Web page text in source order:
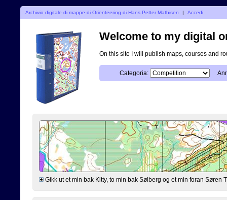
Archivio digitale di mappe di Orienteering di Hans Petter Mathisen | Accedi
Welcome to my digital
On this site I will publish maps, courses and
Categoria:
Gikk ut et min bak Kitty, to min bak Sølberg og et min foran